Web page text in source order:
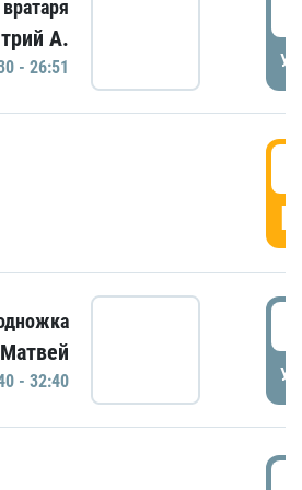
А.
- 26:51
- 32:40